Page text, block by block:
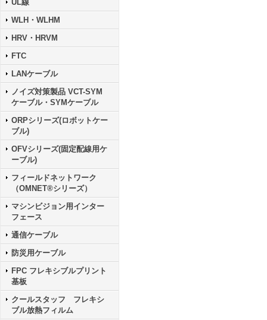
UL線
WLH・WLHM
HRV・HRVM
FTC
LANケーブル
ノイズ対策製品 VCT-SYM
ケーブル・SYMケーブル
ORPシリーズ(ロボットケー
ブル)
OFVシリーズ(固定配線用ケ
ーブル)
フィールドネットワーク
（OMNET®シリーズ）
マシンビジョン用インター
フェース
通信ケーブル
防災用ケーブル
FPC フレキシブルプリント
基板
クールスタッフ フレキシ
ブル放熱フィルム